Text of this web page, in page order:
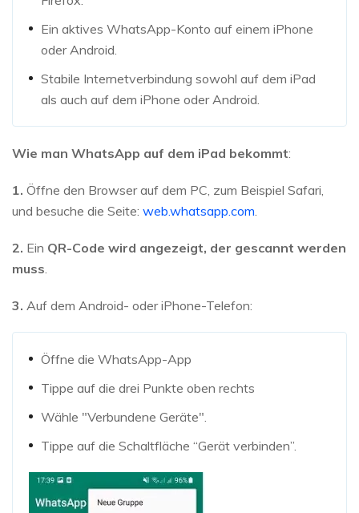
Ein aktives WhatsApp-Konto auf einem iPhone
oder Android.
Stabile Internetverbindung sowohl auf dem iPad
als auch auf dem iPhone oder Android.
Wie man WhatsApp auf dem iPad bekommt:
1. Öffne den Browser auf dem PC, zum Beispiel Safari,
und besuche die Seite: web.whatsapp.com.
2. Ein QR-Code wird angezeigt, der gescannt werden
muss.
3. Auf dem Android- oder iPhone-Telefon:
Öffne die WhatsApp-App
Tippe auf die drei Punkte oben rechts
Wähle "Verbundene Geräte".
Tippe auf die Schaltfläche “Gerät verbinden”.